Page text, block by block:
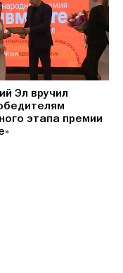
Эл вручил
этапа премии